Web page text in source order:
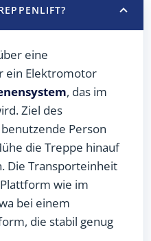
eine
ein Elektromotor
, das im
Ziel des
Person
die Treppe hinauf
Die Transporteinheit
wie im
bei einem
die stabil genug